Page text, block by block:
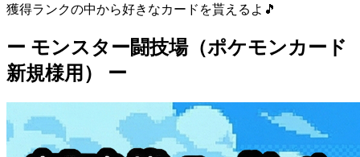
獲得ランクの中から好きなカードを貰えるよ🎵
ー モンスター闘技場（ポケモンカード
新規様用） ー